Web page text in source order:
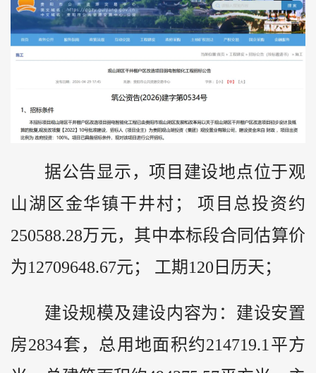
据公告显示，项目建设地点位于观
山湖区金华镇干井村； 项目总投资约
250588.28万元，其中本标段合同估算价
为12709648.67元； 工期120日历天；
建设规模及建设内容为：建设安置
房2834套，总用地面积约214719.1平方